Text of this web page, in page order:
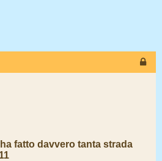
fatto davvero tanta strada